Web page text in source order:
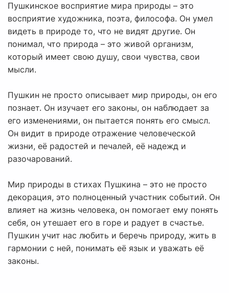
Пушкинское восприятие мира природы – это
восприятие художника, поэта, философа. Он умел
видеть в природе то, что не видят другие. Он
понимал, что природа – это живой организм,
который имеет свою душу, свои чувства, свои
мысли.
Пушкин не просто описывает мир природы, он его
познает. Он изучает его законы, он наблюдает за
его изменениями, он пытается понять его смысл.
Он видит в природе отражение человеческой
жизни, её радостей и печалей, её надежд и
разочарований.
Мир природы в стихах Пушкина – это не просто
декорация, это полноценный участник событий. Он
влияет на жизнь человека, он помогает ему понять
себя, он утешает его в горе и радует в счастье.
Пушкин учит нас любить и беречь природу, жить в
гармонии с ней, понимать её язык и уважать её
законы.